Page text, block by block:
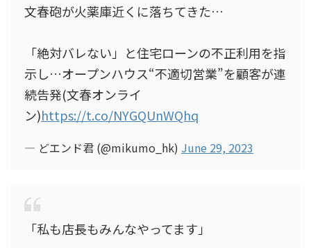
文春砲が火薬庫近くに落ちてきた…
「絶対バレない」と住宅ローンの不正利用を指
示し…オープンハウス“不適切営業”を顧客が連
続告発(文春オンライ
ン)https://t.co/NYGQUnWQhq
— どエンド君 (@mikumo_hk) June 29, 2023
「私も店長もみんなやってます」